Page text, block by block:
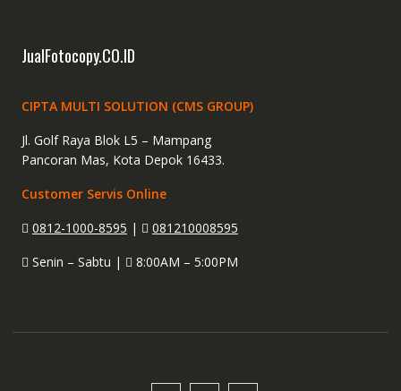
JualFotocopy.CO.ID
CIPTA MULTI SOLUTION (CMS GROUP)
Jl. Golf Raya Blok L5 – Mampang
Pancoran Mas, Kota Depok 16433.
Customer Servis Online
0812-1000-8595 |
081210008595
Senin – Sabtu |
8:00AM – 5:00PM